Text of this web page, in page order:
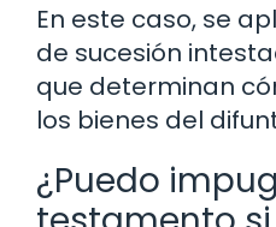
En este caso, se
de sucesión
que determinan
los bienes del
¿Puedo